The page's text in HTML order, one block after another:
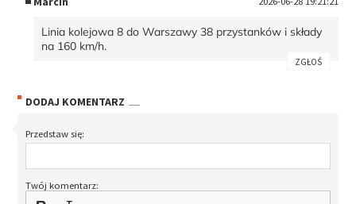
Linia kolejowa 8 do Warszawy 38 przystanków i składy
na 160 km/h.
ZGŁOŚ
DODAJ KOMENTARZ
Przedstaw się:
Twój komentarz: